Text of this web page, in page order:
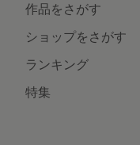
作品をさがす
ショップをさがす
ランキング
特集